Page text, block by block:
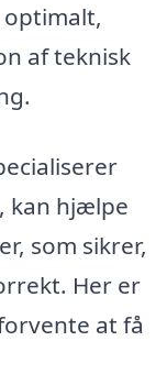
af teknisk
, kan hjælpe
som sikrer,
Her er
at få